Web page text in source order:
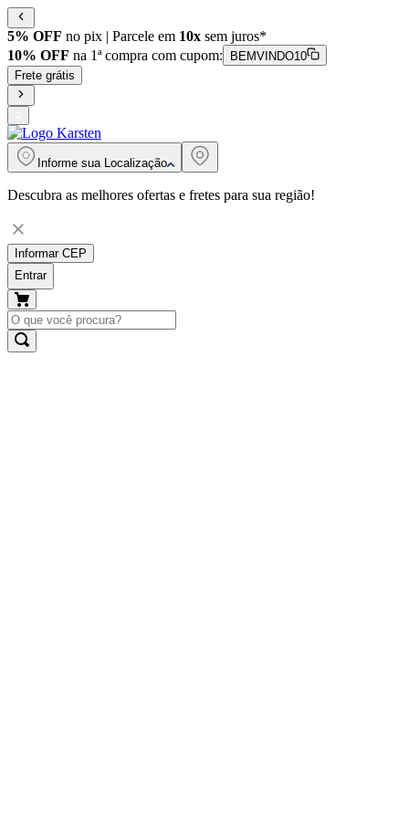
5% OFF no pix | Parcele em 10x sem juros*
10% OFF na 1ª compra com cupom:
BEMVINDO10
Frete grátis
Informe sua Localização
Descubra as melhores ofertas e fretes para sua região!
Informar CEP
Entrar